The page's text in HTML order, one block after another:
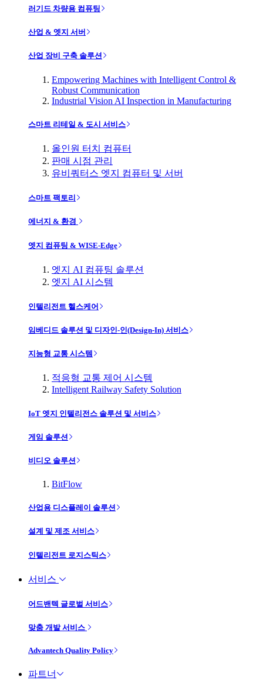
러기드 차량용 컴퓨팅
산업 & 엣지 서버
산업 장비 구축 솔루션
Empowering Machines with Intelligent Control &
Robust Communication
Industrial Vision AI Inspection in Manufacturing
스마트 리테일 & 도시 서비스
올인원 터치 컴퓨터
판매 시점 관리
유비쿼터스 엣지 컴퓨터 및 서버
스마트 팩토리
에너지 & 환경
엣지 컴퓨팅 & WISE-Edge
엣지 AI 컴퓨팅 솔루션
엣지 AI 시스템
인텔리전트 헬스케어
임베디드 솔루션 및 디자인-인(Design-In) 서비스
지능형 교통 시스템
적응형 교통 제어 시스템
Intelligent Railway Safety Solution
IoT 엣지 인텔리전스 솔루션 및 서비스
게임 솔루션
비디오 솔루션
BitFlow
산업용 디스플레이 솔루션
설계 및 제조 서비스
인텔리전트 로지스틱스
서비스
어드밴텍 글로벌 서비스
맞춤 개발 서비스
Advantech Quality Policy
파트너